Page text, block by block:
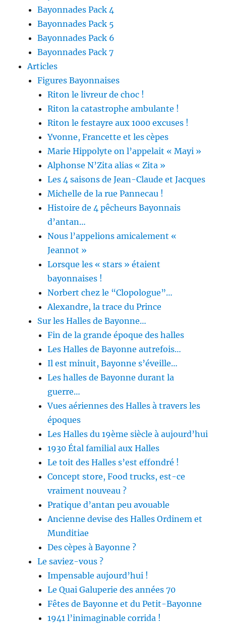
Bayonnades Pack 4
Bayonnades Pack 5
Bayonnades Pack 6
Bayonnades Pack 7
Articles
Figures Bayonnaises
Riton le livreur de choc !
Riton la catastrophe ambulante !
Riton le festayre aux 1000 excuses !
Yvonne, Francette et les cèpes
Marie Hippolyte on l’appelait « Mayi »
Alphonse N’Zita alias « Zita »
Les 4 saisons de Jean-Claude et Jacques
Michelle de la rue Pannecau !
Histoire de 4 pêcheurs Bayonnais
d’antan…
Nous l’appelions amicalement «
Jeannot »
Lorsque les « stars » étaient
bayonnaises !
Norbert chez le “Clopologue”…
Alexandre, la trace du Prince
Sur les Halles de Bayonne…
Fin de la grande époque des halles
Les Halles de Bayonne autrefois…
Il est minuit, Bayonne s’éveille…
Les halles de Bayonne durant la
guerre…
Vues aériennes des Halles à travers les
époques
Les Halles du 19ème siècle à aujourd’hui
1930 Étal familial aux Halles
Le toit des Halles s’est effondré !
Concept store, Food trucks, est-ce
vraiment nouveau ?
Pratique d’antan peu avouable
Ancienne devise des Halles Ordinem et
Munditiae
Des cèpes à Bayonne ?
Le saviez-vous ?
Impensable aujourd’hui !
Le Quai Galuperie des années 70
Fêtes de Bayonne et du Petit-Bayonne
1941 l’inimaginable corrida !